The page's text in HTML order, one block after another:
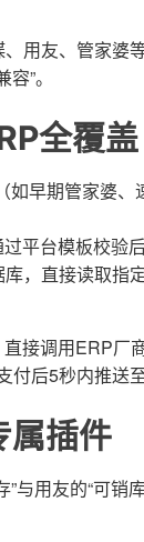
用友、管家婆
”。
全覆盖
如早期管家婆、
平台模板校验后
，直接读取指
直接调用ERP厂
后5秒内推送
属插件
与用友的“可销